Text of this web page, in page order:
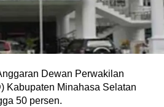
Dewan Perwakilan
Kabupaten Minahasa Selatan
50 persen.